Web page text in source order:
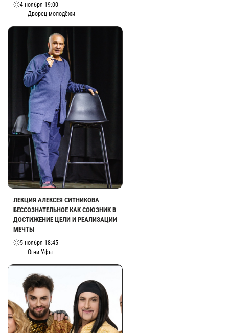
4 ноября 19:00
Дворец молодёжи
ЛЕКЦИЯ АЛЕКСЕЯ СИТНИКОВА
БЕССОЗНАТЕЛЬНОЕ КАК СОЮЗНИК В
ДОСТИЖЕНИЕ ЦЕЛИ И РЕАЛИЗАЦИИ
МЕЧТЫ
5 ноября 18:45
Огни Уфы